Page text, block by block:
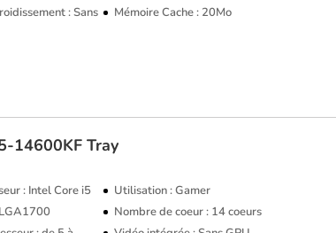
: Sans
Mémoire Cache : 20Mo
14600KF Tray
: Intel Core i5
Utilisation : Gamer
Nombre de coeur : 14 coeurs